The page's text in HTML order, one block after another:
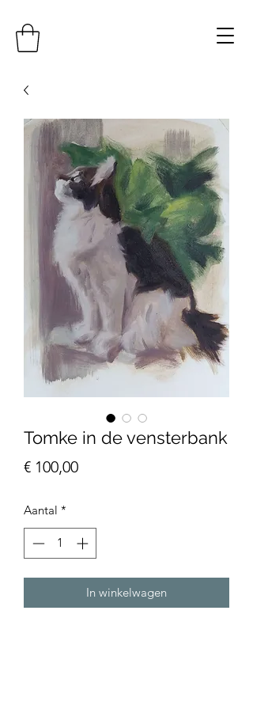
Tomke in de vensterbank
€ 100,00Prijs
Aantal *
In winkelwagen